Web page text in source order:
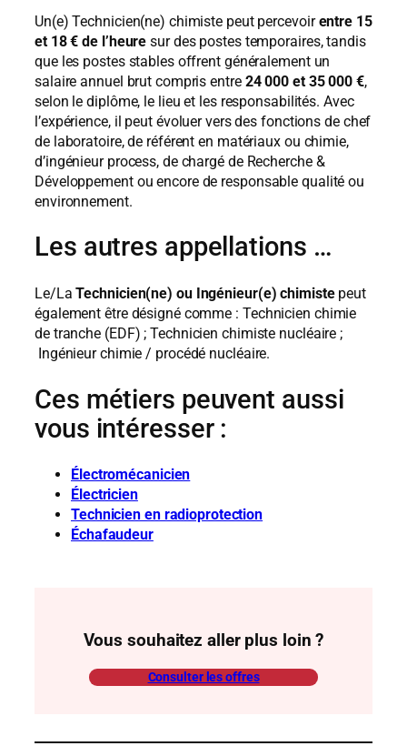
Un(e) Technicien(ne) chimiste peut percevoirentre 15
et 18 € de l’heure sur des postes temporaires, tandis
que les postes stables offrent généralement un
salaire annuel brut compris entre 24 000 et 35 000 €,
selon le diplôme, le lieu et les responsabilités. Avec
l’expérience, il peut évoluer vers des fonctions de chef
de laboratoire, de référent en matériaux ou chimie,
d’ingénieur process, de chargé de Recherche &
Développement ou encore de responsable qualité ou
environnement.
Les autres appellations …
Le/LaTechnicien(ne) ou Ingénieur(e)chimistepeut
également être désigné comme : Technicien chimie
de tranche (EDF) ; Technicien chimiste nucléaire ;
Ingénieur chimie / procédé nucléaire.
Ces métiers peuvent aussi
vous intéresser :
Électromécanicien
Électricien
Technicien en radioprotection
Échafaudeur
Vous souhaitez aller plus loin ?
Consulter les offres